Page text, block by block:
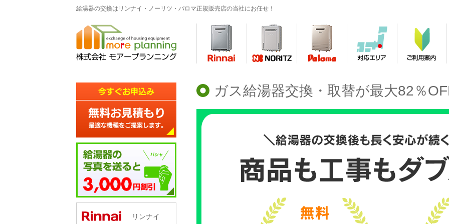
給湯器の交換はリンナイ・ノーリツ・パロマ正規販売店の当社にお任せ！
ガス給湯器交換・取替が最大82％
リンナイ